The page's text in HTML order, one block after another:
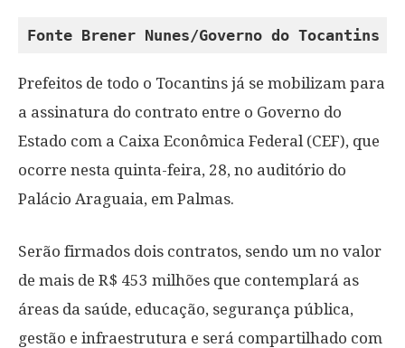
Fonte Brener Nunes/Governo do Tocantins
Prefeitos de todo o Tocantins já se mobilizam para
a assinatura do contrato entre o Governo do
Estado com a Caixa Econômica Federal (CEF), que
ocorre nesta quinta-feira, 28, no auditório do
Palácio Araguaia, em Palmas.
Serão firmados dois contratos, sendo um no valor
de mais de R$ 453 milhões que contemplará as
áreas da saúde, educação, segurança pública,
gestão e infraestrutura e será compartilhado com